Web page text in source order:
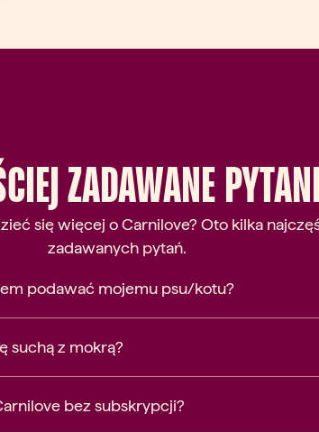
ZADAWANE
się więcej o Carnilove? Oto kilka
zadawanych pytań.
podawać mojemu psu/kotu?
suchą z mokrą?
bez subskrypcji?